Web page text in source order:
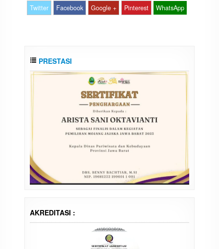
Twitter Facebook Google + Pinterest WhatsApp
PRESTASI
AKREDITASI :